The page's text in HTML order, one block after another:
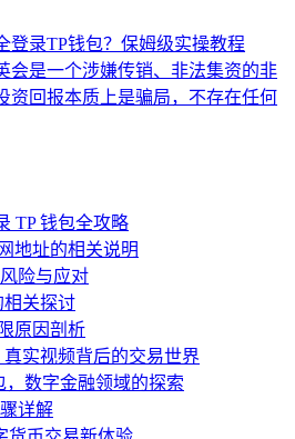
登录TP钱包？保姆级实操教程
会是一个涉嫌传销、非法集资的非
资回报本质上是骗局，不存在任何
TP 钱包全攻略
地址的相关说明
险与应对
相关探讨
原因剖析
实视频背后的交易世界
，数字金融领域的探索
详解